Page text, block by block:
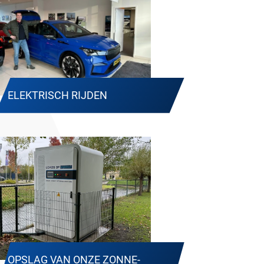
ELEKTRISCH RIJDEN
OPSLAG VAN ONZE ZONNE-